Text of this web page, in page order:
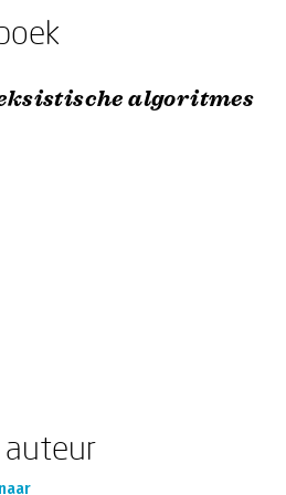
algoritmes
auteur